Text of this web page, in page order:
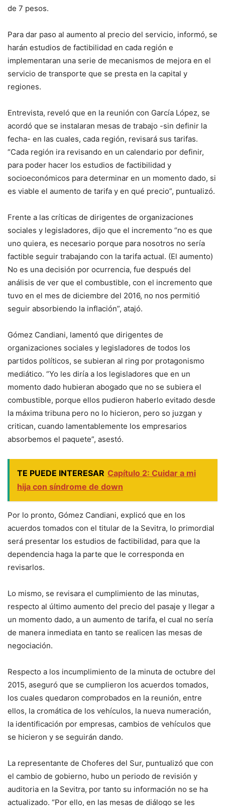
de 7 pesos.
Para dar paso al aumento al precio del servicio, informó, se
harán estudios de factibilidad en cada región e
implementaran una serie de mecanismos de mejora en el
servicio de transporte que se presta en la capital y
regiones.
Entrevista, reveló que en la reunión con García López, se
acordó que se instalaran mesas de trabajo -sin definir la
fecha- en las cuales, cada región, revisará sus tarifas.
“Cada región ira revisando en un calendario por definir,
para poder hacer los estudios de factibilidad y
socioeconómicos para determinar en un momento dado, si
es viable el aumento de tarifa y en qué precio”, puntualizó.
Frente a las críticas de dirigentes de organizaciones
sociales y legisladores, dijo que el incremento “no es que
uno quiera, es necesario porque para nosotros no sería
factible seguir trabajando con la tarifa actual. (El aumento)
No es una decisión por ocurrencia, fue después del
análisis de ver que el combustible, con el incremento que
tuvo en el mes de diciembre del 2016, no nos permitió
seguir absorbiendo la inflación”, atajó.
Gómez Candiani, lamentó que dirigentes de
organizaciones sociales y legisladores de todos los
partidos políticos, se subieran al ring por protagonismo
mediático. “Yo les diría a los legisladores que en un
momento dado hubieran abogado que no se subiera el
combustible, porque ellos pudieron haberlo evitado desde
la máxima tribuna pero no lo hicieron, pero so juzgan y
critican, cuando lamentablemente los empresarios
absorbemos el paquete”, asestó.
TE PUEDE INTERESAR Capítulo 2: Cuidar a mi
hija con síndrome de down
Por lo pronto, Gómez Candiani, explicó que en los
acuerdos tomados con el titular de la Sevitra, lo primordial
será presentar los estudios de factibilidad, para que la
dependencia haga la parte que le corresponda en
revisarlos.
Lo mismo, se revisara el cumplimiento de las minutas,
respecto al último aumento del precio del pasaje y llegar a
un momento dado, a un aumento de tarifa, el cual no sería
de manera inmediata en tanto se realicen las mesas de
negociación.
Respecto a los incumplimiento de la minuta de octubre del
2015, aseguró que se cumplieron los acuerdos tomados,
los cuales quedaron comprobados en la reunión, entre
ellos, la cromática de los vehículos, la nueva numeración,
la identificación por empresas, cambios de vehículos que
se hicieron y se seguirán dando.
La representante de Choferes del Sur, puntualizó que con
el cambio de gobierno, hubo un periodo de revisión y
auditoria en la Sevitra, por tanto su información no se ha
actualizado. “Por ello, en las mesas de diálogo se les